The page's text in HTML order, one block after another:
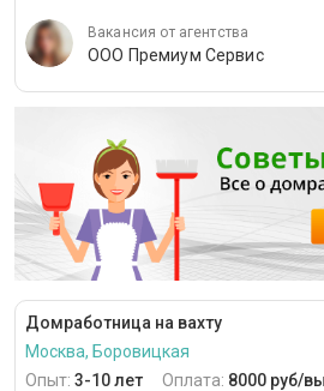
Вакансия от агентства
ООО Премиум Сервис
Домработница на вахту
Москва, Боровицкая
Опыт: 3-10 лет Оплата: 8000 руб/